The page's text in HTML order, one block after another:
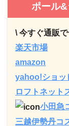
ポール
\ 今すぐ通販
楽天市場
amazon
yahoo!ショッ
ロフトネット
小田急
三越伊勢丹コ